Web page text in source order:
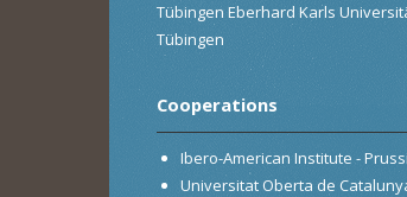
Tübingen Eberhard Karls
Tübingen
Cooperations
Ibero-American Institute -
Universitat Oberta de